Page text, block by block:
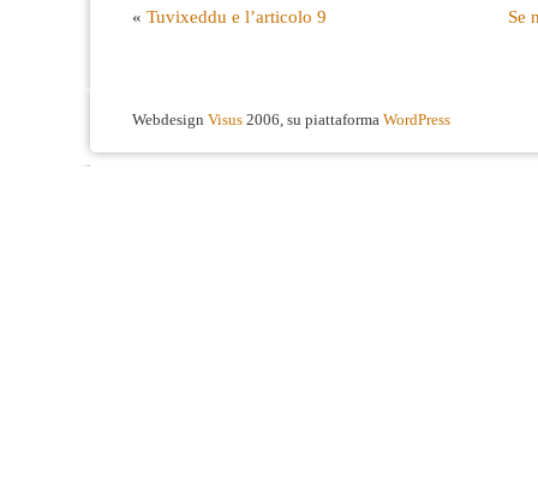
« Tuvixeddu e l’articolo 9 Se
Webdesign Visus 2006, su piattaforma WordPress